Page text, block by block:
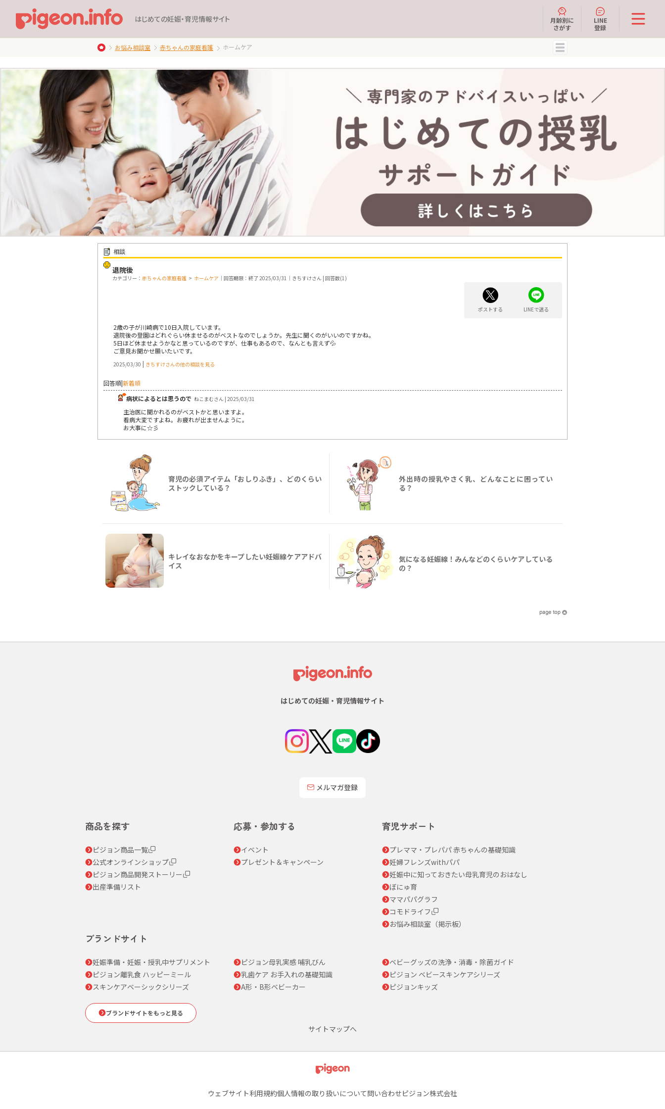
はじめての妊娠・育児情報サイト
月齢別に
さがす
LINE
登録
お悩み相談室 赤ちゃんの家庭看護 ホームケア
相談
退院後
カテゴリー： 赤ちゃんの家庭看護 > ホームケア ｜回答期限：終了 2025/03/31｜きちすけさん | 回答数(1)
ポストする LINEで送る
2歳の子が川崎病で10日入院しています。
退院後の登園はどれぐらい休ませるのがベストなのでしょうか。先生に聞くのがいいのですかね。
5日ほど休ませようかなと思っているのですが、仕事もあるので、なんとも言えず💦
ご意見お聞かせ願いたいです。
2025/03/30 きちすけさんの他の相談を見る
回答順新着順
病状によるとは思うので ねこまむさん | 2025/03/31
主治医に聞かれるのがベストかと思いますよ。
看病大変ですよね。お疲れが出ませんように。
お大事に☆彡
育児の必須アイテム「おしりふき」、どのくらい
ストックしている？
外出時の授乳やさく乳、どんなことに困ってい
る？
キレイなおなかをキープしたい妊娠線ケアアドバ
イス
気になる妊娠線！みんなどのくらいケアしている
の？
はじめての妊娠・育児情報サイト
メルマガ登録
商品を探す
ピジョン商品一覧
公式オンラインショップ
ピジョン商品開発ストーリー
出産準備リスト
応募・参加する
イベント
プレゼント＆キャンペーン
育児サポート
プレママ・プレパパ 赤ちゃんの基礎知識
妊婦フレンズwithパパ
妊娠中に知っておきたい母乳育児のおはなし
ぼにゅ育
ママパパグラフ
コモドライフ
お悩み相談室（掲示板）
ブランドサイト
妊娠準備・妊娠・授乳中サプリメント ピジョン母乳実感 哺乳びん
ベビーグッズの洗浄・消毒・除菌ガイド
ピジョン離乳食 ハッピーミール
乳歯ケア お手入れの基礎知識
ピジョン ベビースキンケアシリーズ
スキンケアベーシックシリーズ
A形・B形ベビーカー ピジョンキッズ
ブランドサイトをもっと見る
サイトマップへ
ウェブサイト利用規約個人情報の取り扱いについて問い合わせピジョン株式会社